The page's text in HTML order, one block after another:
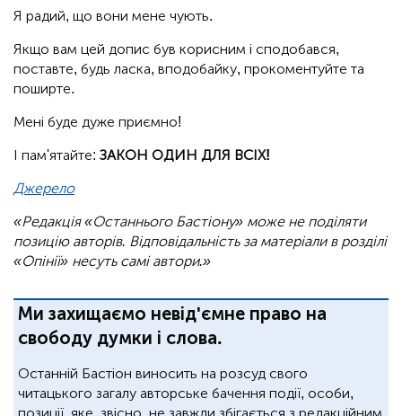
Я радий, що вони мене чують.
Якщо вам цей допис був корисним і сподобався,
поставте, будь ласка, вподобайку, прокоментуйте та
поширте.
Мені буде дуже приємно!
І пам'ятайте: ЗАКОН ОДИН ДЛЯ ВСІХ!
Джерело
«Редакція «Останнього Бастіону» може не поділяти
позицію авторів. Відповідальність за матеріали в розділі
«Опінії» несуть самі автори.»
Ми захищаємо невід'ємне право на
свободу думки і слова.
Останній Бастіон виносить на розсуд свого
читацького загалу авторське бачення події, особи,